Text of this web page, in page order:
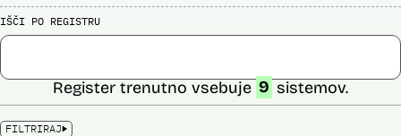
IŠČI PO REGISTRU
FILTRIRAJ
Register trenutno vsebuje 9 sistemov.